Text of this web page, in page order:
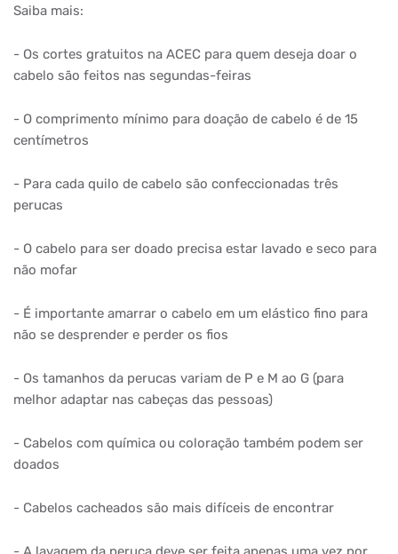
Saiba mais:
- Os cortes gratuitos na ACEC para quem deseja doar o
cabelo são feitos nas segundas-feiras
- O comprimento mínimo para doação de cabelo é de 15
centímetros
- Para cada quilo de cabelo são confeccionadas três
perucas
- O cabelo para ser doado precisa estar lavado e seco para
não mofar
- É importante amarrar o cabelo em um elástico fino para
não se desprender e perder os fios
- Os tamanhos da perucas variam de P e M ao G (para
melhor adaptar nas cabeças das pessoas)
- Cabelos com química ou coloração também podem ser
doados
- Cabelos cacheados são mais difíceis de encontrar